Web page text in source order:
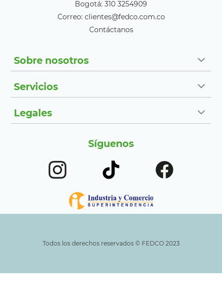
Bogotá: 310 3254909
Correo: clientes@fedco.com.co
Contáctanos
Sobre nosotros
Servicios
Legales
Síguenos
Todos los derechos reservados ©️ FEDCO 2023